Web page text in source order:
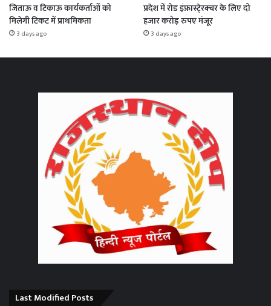
जिताऊ व टिकाऊ कार्यकर्ताओं को
मिलेगी टिकट में प्राथमिकता
3 days ago
प्रदेश में रोड इंफ्रास्टे्रक्चर के लिए दो
हजार करोड़ रुपए मंजूर
3 days ago
Last Modified Posts